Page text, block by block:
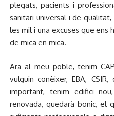
plegats, pacients i
sanitari universal i de
les mil i una excuses que ens
de mica en mica.
Ara al meu poble, tenim
vulguin conèixer, EBA,
important, tenim edifici
renovada, quedarà bonic, el